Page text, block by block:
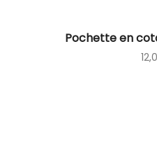
Pochette en